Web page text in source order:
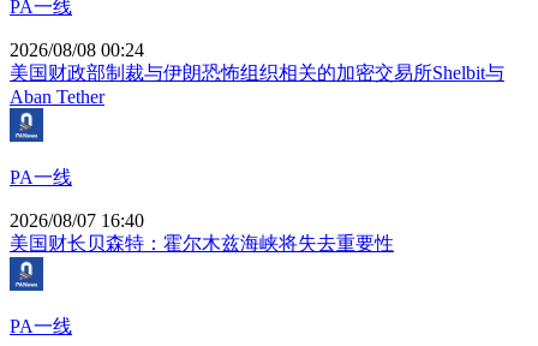
PA一线
2026/08/08 00:24
美国财政部制裁与伊朗恐怖组织相关的加密交易所Shelbit与
Aban Tether
PA一线
2026/08/07 16:40
美国财长贝森特：霍尔木兹海峡将失去重要性
PA一线